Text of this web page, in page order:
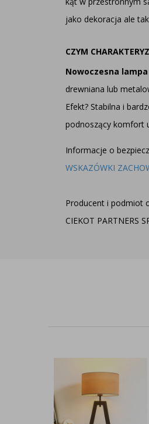
jako dekoracja ale
CZYM
Nowoczesna lampa
drewniana lub
Efekt? Stabilna i
podnoszący komfort
Informacje o
WSKAZÓWKI
Producent i podmiot
CIEKOT PARTNERS